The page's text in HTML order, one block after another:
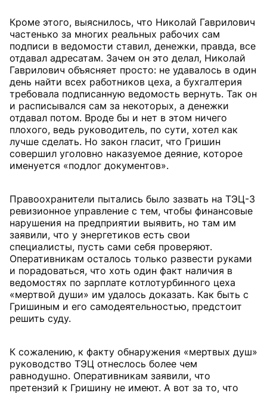
Кроме этого, выяснилось, что Николай Гаврилович
частенько за многих реальных рабочих сам
подписи в ведомости ставил, денежки, правда, все
отдавал адресатам. Зачем он это делал, Николай
Гаврилович объясняет просто: не удавалось в один
день найти всех работников цеха, а бухгалтерия
требовала подписанную ведомость вернуть. Так он
и расписывался сам за некоторых, а денежки
отдавал потом. Вроде бы и нет в этом ничего
плохого, ведь руководитель, по сути, хотел как
лучше сделать. Но закон гласит, что Гришин
совершил уголовно наказуемое деяние, которое
именуется «подлог документов».
Правоохранители пытались было зазвать на ТЭЦ-3
ревизионное управление с тем, чтобы финансовые
нарушения на предприятии выявить, но там им
заявили, что у энергетиков есть свои
специалисты, пусть сами себя проверяют.
Оперативникам осталось только развести руками
и порадоваться, что хоть один факт наличия в
ведомостях по зарплате котлотурбинного цеха
«мертвой души» им удалось доказать. Как быть с
Гришиным и его самодеятельностью, предстоит
решить суду.
К сожалению, к факту обнаружения «мертвых душ»
руководство ТЭЦ отнеслось более чем
равнодушно. Оперативникам заявили, что
претензий к Гришину не имеют. А вот за то, что